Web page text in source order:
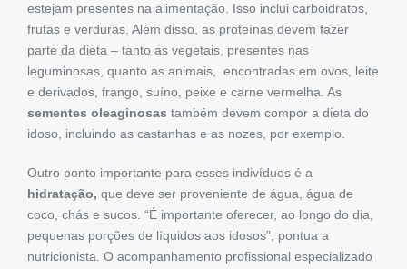
estejam presentes na alimentação. Isso inclui carboidratos,
frutas e verduras. Além disso, as proteínas devem fazer
parte da dieta – tanto as vegetais, presentes nas
leguminosas, quanto as animais, encontradas em ovos, leite
e derivados, frango, suíno, peixe e carne vermelha. As
sementes oleaginosas também devem compor a dieta do
idoso, incluindo as castanhas e as nozes, por exemplo.
Outro ponto importante para esses indivíduos é a
hidratação, que deve ser proveniente de água, água de
coco, chás e sucos. “É importante oferecer, ao longo do dia,
pequenas porções de líquidos aos idosos”, pontua a
nutricionista. O acompanhamento profissional especializado